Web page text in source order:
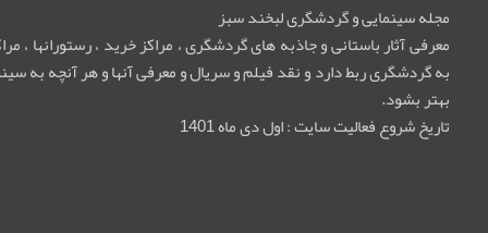
مجله سینمایی و گردشگری لبخند سبز
معرفی آثار باستانی و جاذبه های گردشگری ، مراکز خرید ، رستورانها
به گردشگری ربط دارد و نقد فیلم و سریال و معرفی آنها و هر آنچه به
بهتر بشود.
تاریخ شروع فعالیت سایت : اول دی ماه 1401